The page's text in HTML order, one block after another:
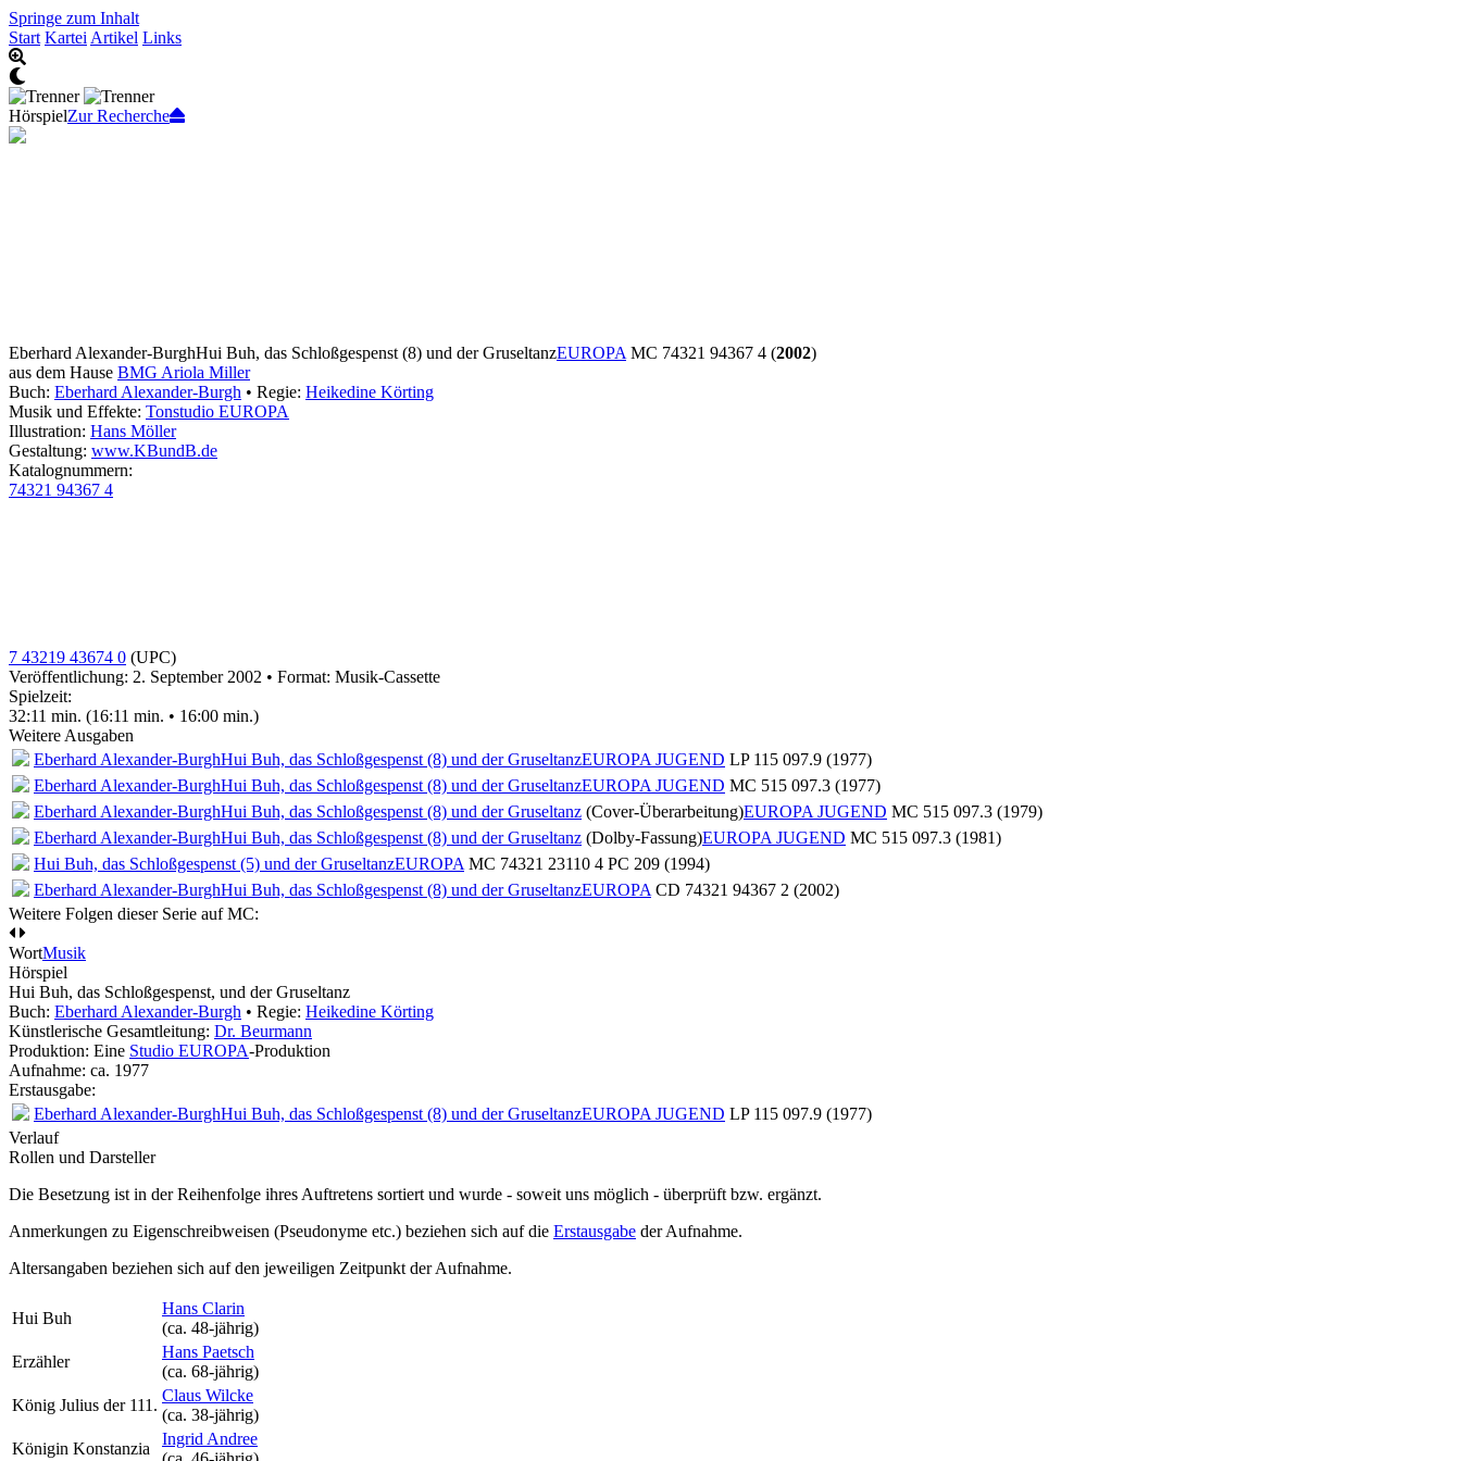
Springe zum Inhalt
Start Kartei Artikel Links
HörspielZur Recherche
Eberhard Alexander-BurghHui Buh, das Schloßgespenst (8) und der GruseltanzEUROPA MC 74321 94367 4 (2002)
aus dem Hause BMG Ariola Miller
Buch: Eberhard Alexander-Burgh • Regie: Heikedine Körting
Musik und Effekte: Tonstudio EUROPA
Illustration: Hans Möller
Gestaltung: www.KBundB.de
Katalognummern:
74321 94367 4
7 43219 43674 0 (UPC)
Veröffentlichung: 2. September 2002 • Format: Musik-Cassette
Spielzeit:
32:11 min. (16:11 min. • 16:00 min.)
Weitere Ausgaben
Eberhard Alexander-BurghHui Buh, das Schloßgespenst (8) und der GruseltanzEUROPA JUGEND LP 115 097.9 (1977)
Eberhard Alexander-BurghHui Buh, das Schloßgespenst (8) und der GruseltanzEUROPA JUGEND MC 515 097.3 (1977)
Eberhard Alexander-BurghHui Buh, das Schloßgespenst (8) und der Gruseltanz (Cover-Überarbeitung)EUROPA JUGEND MC 515 097.3 (1979)
Eberhard Alexander-BurghHui Buh, das Schloßgespenst (8) und der Gruseltanz (Dolby-Fassung)EUROPA JUGEND MC 515 097.3 (1981)
Hui Buh, das Schloßgespenst (5) und der GruseltanzEUROPA MC 74321 23110 4 PC 209 (1994)
Eberhard Alexander-BurghHui Buh, das Schloßgespenst (8) und der GruseltanzEUROPA CD 74321 94367 2 (2002)
Weitere Folgen dieser Serie auf MC:
WortMusik
Hörspiel
Hui Buh, das Schloßgespenst, und der Gruseltanz
Buch: Eberhard Alexander-Burgh • Regie: Heikedine Körting
Künstlerische Gesamtleitung: Dr. Beurmann
Produktion: Eine Studio EUROPA-Produktion
Aufnahme: ca. 1977
Erstausgabe:
Eberhard Alexander-BurghHui Buh, das Schloßgespenst (8) und der GruseltanzEUROPA JUGEND LP 115 097.9 (1977)
Verlauf
Rollen und Darsteller
Die Besetzung ist in derReihenfolge ihres Auftretens sortiert und wurde - soweit uns möglich - überprüft bzw. ergänzt.
Anmerkungen zu Eigenschreibweisen (Pseudonyme etc.) beziehen sich auf die Erstausgabe der Aufnahme.
Altersangaben beziehen sich auf den jeweiligen Zeitpunkt der Aufnahme.
Hui Buh
Hans Clarin
(ca. 48‑jährig)
Erzähler
Hans Paetsch
(ca. 68‑jährig)
König Julius der 111.
Claus Wilcke
(ca. 38‑jährig)
Königin Konstanzia
Ingrid Andree